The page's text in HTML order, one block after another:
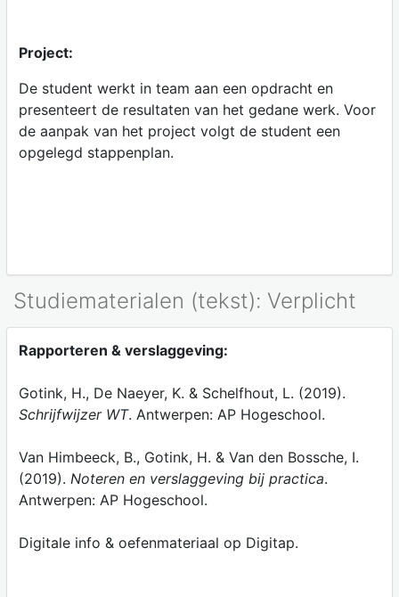
Project:
De student werkt in team aan een opdracht en
presenteert de resultaten van het gedane werk. Voor
de aanpak van het project volgt de student een
opgelegd stappenplan.
Studiematerialen (tekst): Verplicht
Rapporteren & verslaggeving:
Gotink, H., De Naeyer, K. & Schelfhout, L. (2019).
Schrijfwijzer WT. Antwerpen: AP Hogeschool.
Van Himbeeck, B., Gotink, H. & Van den Bossche, I.
(2019). Noteren en verslaggeving bij practica.
Antwerpen: AP Hogeschool.
Digitale info & oefenmateriaal op Digitap.